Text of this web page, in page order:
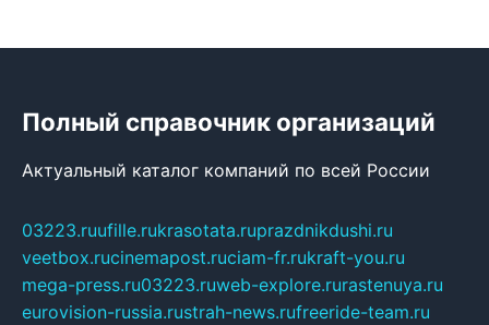
Полный справочник организаций
Актуальный каталог компаний по всей России
03223.ruufille.rukrasotata.ruprazdnikdushi.ru
veetbox.rucinemapost.ruciam-fr.rukraft-you.ru
mega-press.ru03223.ruweb-explore.rurastenuya.ru
eurovision-russia.rustrah-news.rufreeride-team.ru